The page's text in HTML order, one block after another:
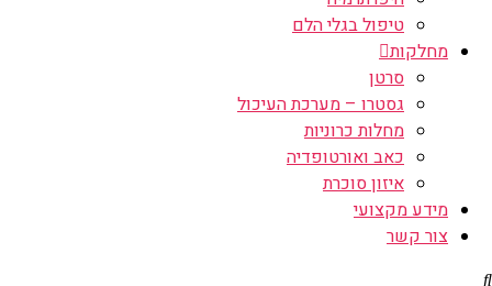
טיפול בגלי הלם
מחלקות
סרטן
גסטרו – מערכת העיכול
מחלות כרוניות
כאב ואורטופדיה
איזון סוכרת
מידע מקצועי
צור קשר